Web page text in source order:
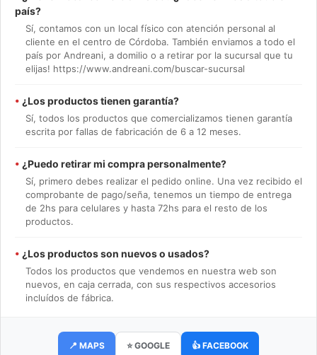
país?
Sí, contamos con un local físico con atención personal al
cliente en el centro de Córdoba. También enviamos a todo el
país por Andreani, a domilio o a retirar por la sucursal que tu
elijas! https://www.andreani.com/buscar-sucursal
• ¿Los productos tienen garantía?
Sí, todos los productos que comercializamos tienen garantía
escrita por fallas de fabricación de 6 a 12 meses.
• ¿Puedo retirar mi compra personalmente?
Sí, primero debes realizar el pedido online. Una vez recibido el
comprobante de pago/seña, tenemos un tiempo de entrega
de 2hs para celulares y hasta 72hs para el resto de los
productos.
• ¿Los productos son nuevos o usados?
Todos los productos que vendemos en nuestra web son
nuevos, en caja cerrada, con sus respectivos accesorios
incluídos de fábrica.
📍 MAPS ⭐ GOOGLE 👍 FACEBOOK